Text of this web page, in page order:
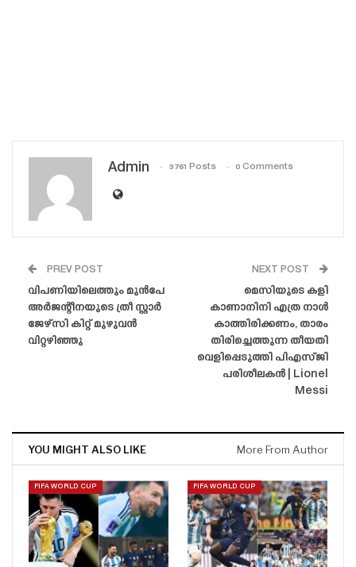
Admin 3761 Posts 0 Comments
PREV POST
വിപണിയിലെത്തും മുൻപേ
അർജന്റീനയുടെ ത്രീ സ്റ്റാർ
ജേഴ്‌സി കിറ്റ് മുഴുവൻ
വിറ്റഴിഞ്ഞു
NEXT POST
മെസിയുടെ കളി
കാണാനിനി എത്ര നാൾ
കാത്തിരിക്കണം, താരം
തിരിച്ചെത്തുന്ന തീയതി
വെളിപ്പെടുത്തി പിഎസ്‌ജി
പരിശീലകൻ | Lionel
Messi
YOU MIGHT ALSO LIKE More From Author
FIFA WORLD CUP FIFA WORLD CUP